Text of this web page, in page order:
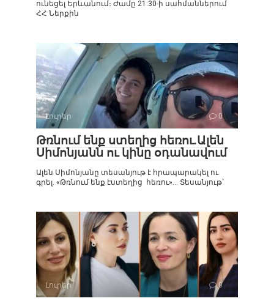
ունեցել Երևանում։ Ժամը 21:30-ի սահմաններում
ՀՀ Ներքին
Լուրեր 0
Թռնում ենք ստեղից հեռու.Ալեն
Սիմոնյանն ու կինը օդանավում
Ալեն Սիմոնյանը տեսանյութ է հրապարակել ու
գրել. «Թռնում ենք էստեղից հեռու»… Տեսանյութ`
Լուրեր 0